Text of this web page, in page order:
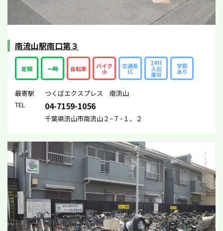
南流山駅南口第３
定期 一時 自転車 バイク
小
交通系
IC
24H
入出
庫可
学割
あり
最寄駅
つくばエクスプレス 南流山
TEL
04-7159-1056
千葉県流山市南流山２−７−１、２